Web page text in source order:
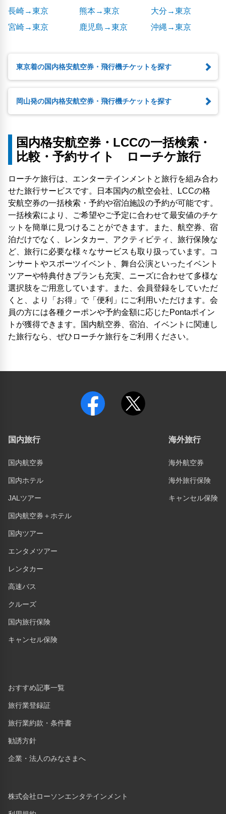
長崎→東京
熊本→東京
大分→東京
宮崎→東京
鹿児島→東京 沖縄→東京
東京着の国内格安航空券・飛行機チケットを探す
岡山発の国内格安航空券・飛行機チケットを探す
国内格安航空券・LCCの一括検索・
比較・予約サイト ローチケ旅行
ローチケ旅行は、エンターテインメントと旅行を組み合わ
せた旅行サービスです。日本国内の航空会社、LCCの格
安航空券の一括検索・予約や宿泊施設の予約が可能です。
一括検索により、ご希望やご予定に合わせて最安値のチケ
ットを簡単に見つけることができます。また、航空券、宿
泊だけでなく、レンタカー、アクティビティ、旅行保険な
ど、旅行に必要な様々なサービスも取り扱っています。コ
ンサートやスポーツイベント、舞台公演といったイベント
ツアーや特典付きプランも充実、ニーズに合わせて多様な
選択肢をご用意しています。また、会員登録をしていただ
くと、より「お得」で「便利」にご利用いただけます。会
員の方には各種クーポンや予約金額に応じたPontaポイン
トが獲得できます。国内航空券、宿泊、イベントに関連し
た旅行なら、ぜひローチケ旅行をご利用ください。
国内旅行
国内航空券
国内ホテル
JALツアー
国内航空券＋ホテル
国内ツアー
エンタメツアー
レンタカー
高速バス
クルーズ
国内旅行保険
キャンセル保険
おすすめ記事一覧
旅行業登録証
旅行業約款・条件書
勧誘方針
企業・法人のみなさまへ
株式会社ローソンエンタテインメント
海外旅行
海外航空券
海外旅行保険
キャンセル保険